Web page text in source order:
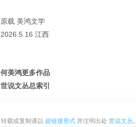
原载 美鸿文学
2026.5.16 江西
何美鸿更多作品
世说文丛总索引
转载或复制请以 超链接形式 并注明出处 世说文丛。